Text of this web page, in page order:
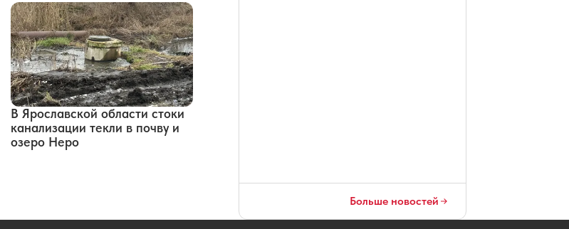
В Ярославской области стоки
канализации текли в почву и
озеро Неро
Больше новостей